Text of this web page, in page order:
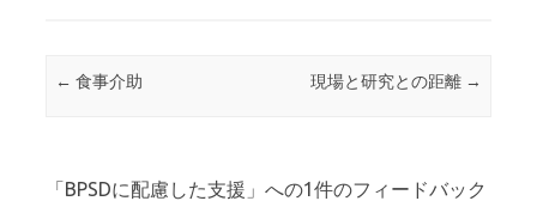
o
投稿ナビゲーション
← 食事介助 現場と研究との距離 →
「BPSDに配慮した支援 」への1件のフィードバック